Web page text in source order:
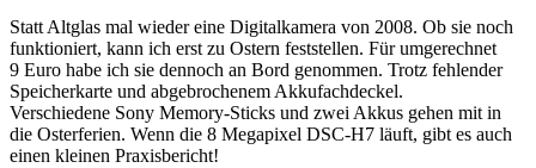
Statt Altglas mal wieder eine Digitalkamera von 2008. Ob sie noch
funktioniert, kann ich erst zu Ostern feststellen. Für umgerechnet
9 Euro habe ich sie dennoch an Bord genommen. Trotz fehlender
Speicherkarte und abgebrochenem Akkufachdeckel.
Verschiedene Sony Memory-Sticks und zwei Akkus gehen mit in
die Osterferien. Wenn die 8 Megapixel DSC-H7 läuft, gibt es auch
einen kleinen Praxisbericht!